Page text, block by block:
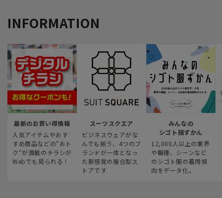
INFORMATION
最新のお買い得情報
人気アイテムやおす
すめ商品などの“おト
ク“が満載のチラシが
Webでも見られる！
スーツスクエア
ビジネスウェアがな
んでも揃う、4つのブ
ランドが一体となっ
た新感覚の複合型ス
トアです
みんなの
シゴト服ずかん
12,000人以上の業界
や職種、シーンなど
のシゴト服の着用傾
向をデータ化。